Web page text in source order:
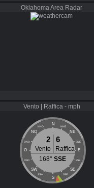
Oklahoma Area Radar
Vento | Raffica - mph
N
NNO NNE
NO NE
ONO ENE
O E
OSO ESE
SW SE
SSW SSE
S
2 6
Vento
Raffica
168°SSE